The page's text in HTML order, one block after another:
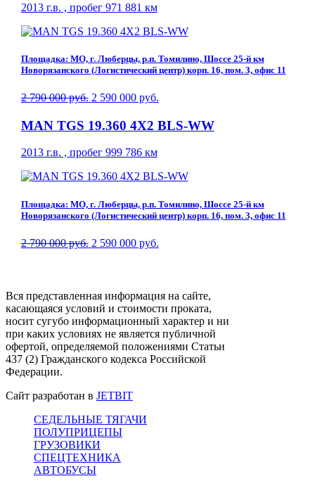
2013 г.в. , пробег 971 881 км
Площадка: МО, г. Люберцы, р.п. Томилино, Шоссе 25-й км
Новорязанского (Логистический центр) корп. 16, пом. 3, офис 11
2 790 000 руб. 2 590 000 руб.
MAN TGS 19.360 4X2 BLS-WW
2013 г.в. , пробег 999 786 км
Площадка: МО, г. Люберцы, р.п. Томилино, Шоссе 25-й км
Новорязанского (Логистический центр) корп. 16, пом. 3, офис 11
2 790 000 руб. 2 590 000 руб.
Вся представленная информация на сайте,
касающаяся условий и стоимости проката,
носит сугубо информационный характер и ни
при каких условиях не является публичной
офертой, определяемой положениями Статьи
437 (2) Гражданского кодекса Российской
Федерации.
Сайт разработан в JETBIT
СЕДЕЛЬНЫЕ ТЯГАЧИ
ПОЛУПРИЦЕПЫ
ГРУЗОВИКИ
СПЕЦТЕХНИКА
АВТОБУСЫ